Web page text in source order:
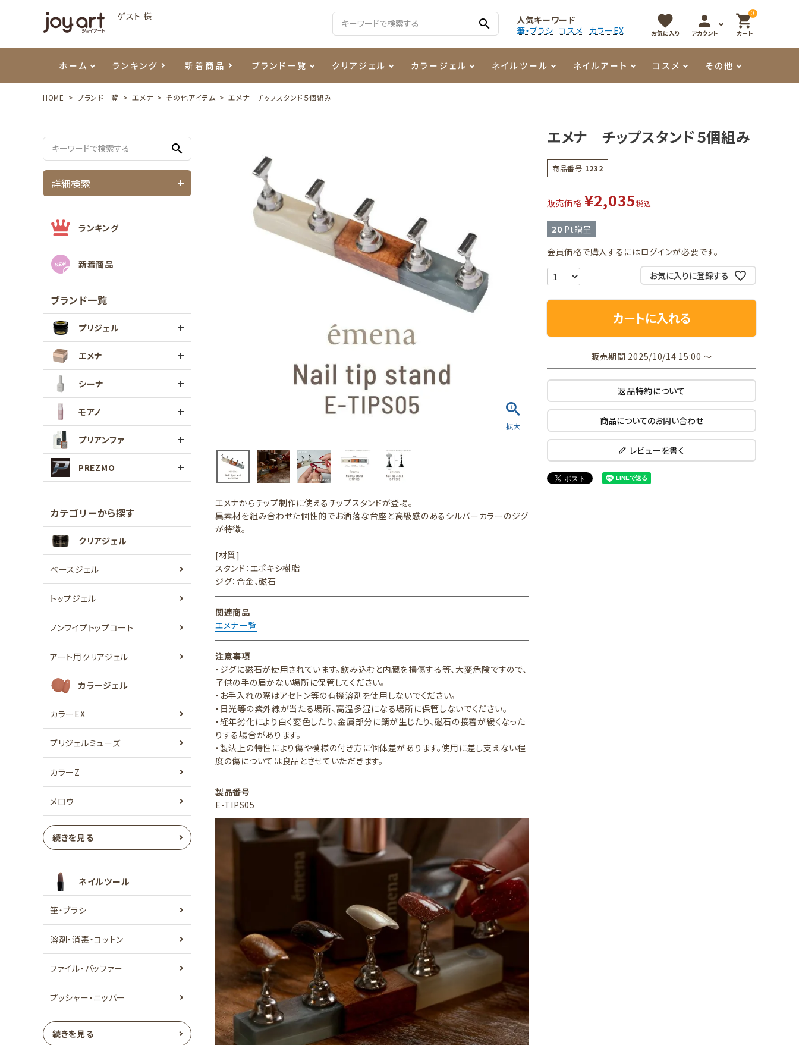
ゲスト 様
search
人気キーワード
筆・ブラシ コスメ カラーEX
favorite
お気に入り
person
アカウント
0
shopping_cart
カート
ホーム ランキング 新着商品 ブランド一覧
モアノ
クリアジェル カラージェル
ウェービージェル
マグネティジェル マグネティフラッシュジェル
フラッシュジェル シーナカラージェルポリッシュ その他カラージェル
ネイルツール
ネイルケア用品
ネイルマシン LEDライト
ネイルアート
メタルパーツ
コスメ その他
HOME ブランド一覧 エメナ その他アイテム エメナ チップスタンド５個組み
search
詳細検索
ランキング
新着商品
ブランド一覧
プリジェル
エメナ
シーナ
モアノ
プリアンファ
PREZMO
カテゴリーから探す
クリアジェル
ベースジェル
トップジェル
ノンワイプトップコート
アート用クリアジェル
カラージェル
カラーEX
プリジェルミューズ
カラーZ
メロウ
続きを見る
ネイルツール
筆・ブラシ
溶剤・消毒・コットン
ファイル・バッファー
プッシャー・ニッパー
続きを見る
エメナからチップ制作に使えるチップスタンドが登場。
異素材を組み合わせた個性的でお洒落な台座と高級感のあるシルバーカラーのジグ
が特徴。
[材質]
スタンド：エポキシ樹脂
ジグ：合金、磁石
関連商品
エメナ一覧
注意事項
・ジグに磁石が使用されています。飲み込むと内臓を損傷する等、大変危険ですので、
子供の手の届かない場所に保管してください。
・お手入れの際はアセトン等の有機溶剤を使用しないでください。
・日光等の紫外線が当たる場所、高温多湿になる場所に保管しないでください。
・経年劣化により白く変色したり、金属部分に錆が生じたり、磁石の接着が緩くなった
りする場合があります。
・製法上の特性により傷や模様の付き方に個体差があります。使用に差し支えない程
度の傷については良品とさせていただきます。
製品番号
E-TIPS05
エメナ チップスタンド５個組み
商品番号 1232
販売価格 ¥2,035税込
20 Pt贈呈
会員価格で購入するにはログインが必要です。
お気に入りに登録する
カートに入れる
販売期間 2025/10/14 15:00〜
返品特約について
商品についてのお問い合わせ
レビューを書く